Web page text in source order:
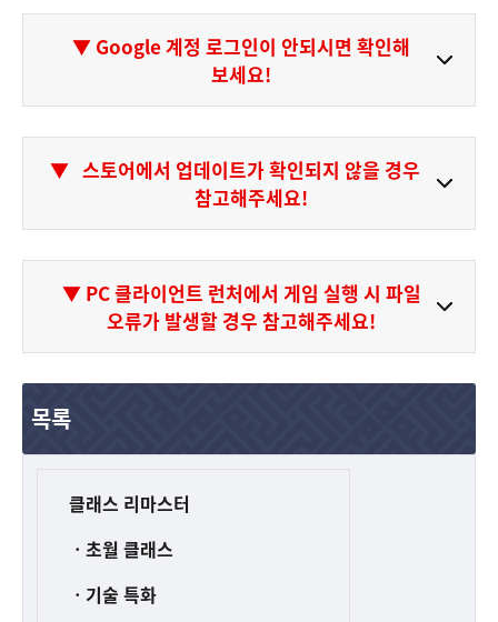
▼ Google 계정 로그인이 안되시면 확인해
보세요!
▼ 스토어에서 업데이트가 확인되지 않을 경우
참고해주세요!
▼ PC 클라이언트 런처에서 게임 실행 시 파일
오류가 발생할 경우 참고해주세요!
목록
클래스 리마스터
ㆍ초월 클래스
ㆍ기술 특화